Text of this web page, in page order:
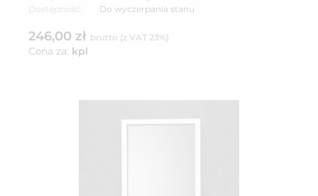
Dostępność:
Do wyczerpania stanu
246,00 zł brutto (z VAT 23%)
Cena za: kpl